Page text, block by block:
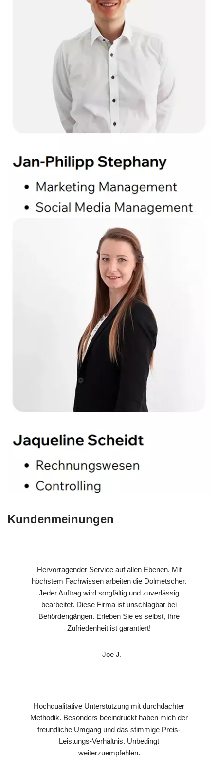
Kundenmeinungen
Hervorragender Service auf allen Ebenen. Mit
höchstem Fachwissen arbeiten die Dolmetscher.
Jeder Auftrag wird sorgfältig und zuverlässig
bearbeitet. Diese Firma ist unschlagbar bei
Behördengängen. Erleben Sie es selbst, Ihre
Zufriedenheit ist garantiert!
– Joe J.
Hochqualitative Unterstützung mit durchdachter
Methodik. Besonders beeindruckt haben mich der
freundliche Umgang und das stimmige Preis-
Leistungs-Verhältnis. Unbedingt
weiterzuempfehlen.